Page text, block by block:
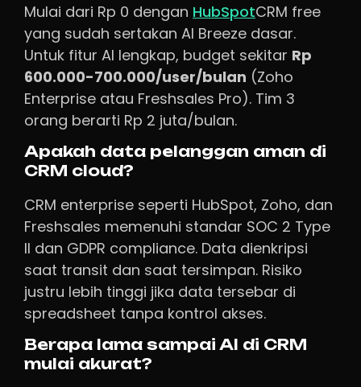
Mulai dari Rp 0 dengan HubSpotCRM free
yang sudah sertakan AI Breeze dasar.
Untuk fitur AI lengkap, budget sekitar Rp
600.000-700.000/user/bulan (Zoho
Enterprise atau Freshsales Pro). Tim 3
orang berarti Rp 2 juta/bulan.
Apakah data pelanggan aman di
CRM cloud?
CRM enterprise seperti HubSpot, Zoho, dan
Freshsales memenuhi standar SOC 2 Type
II dan GDPR compliance. Data dienkripsi
saat transit dan saat tersimpan. Risiko
justru lebih tinggi jika data tersebar di
spreadsheet tanpa kontrol akses.
Berapa lama sampai AI di CRM
mulai akurat?